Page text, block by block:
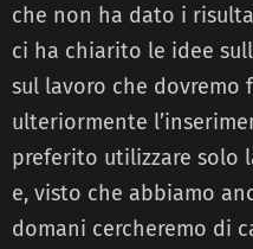
che non ha dato i
ci ha chiarito le idee
sul lavoro che dovremo
ulteriormente
preferito utilizzare solo
e, visto che abbiamo
domani cercheremo di